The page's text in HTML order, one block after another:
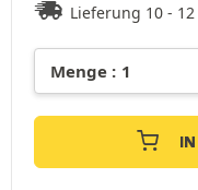
Lieferung 10 -